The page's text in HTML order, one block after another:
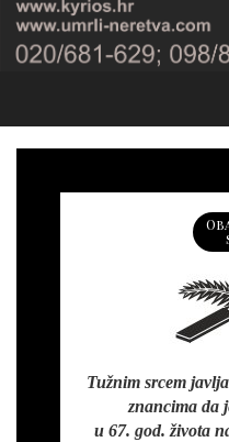
Tužnim srcem
znancima da
u 67. god. života